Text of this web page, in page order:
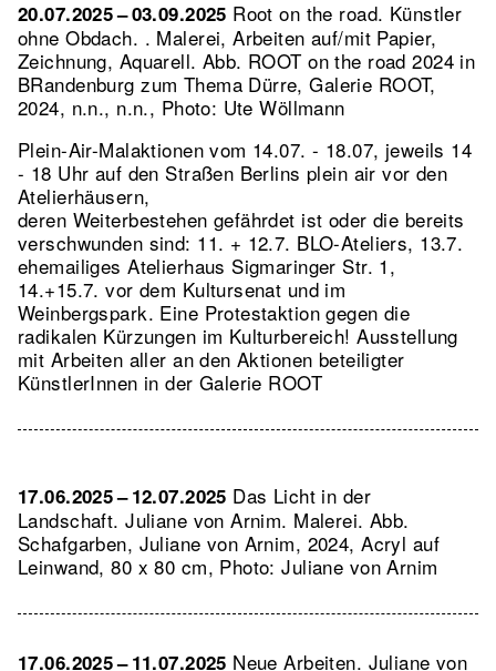
20.07.2025 – 03.09.2025 Root on the road. Künstler
ohne Obdach. . Malerei, Arbeiten auf/mit Papier,
Zeichnung, Aquarell. Abb. ROOT on the road 2024 in
BRandenburg zum Thema Dürre, Galerie ROOT,
2024, n.n., n.n., Photo: Ute Wöllmann
Plein-Air-Malaktionen vom 14.07. - 18.07, jeweils 14
- 18 Uhr auf den Straßen Berlins plein air vor den
Atelierhäusern,
deren Weiterbestehen gefährdet ist oder die bereits
verschwunden sind: 11. + 12.7. BLO-Ateliers, 13.7.
ehemailiges Atelierhaus Sigmaringer Str. 1,
14.+15.7. vor dem Kultursenat und im
Weinbergspark. Eine Protestaktion gegen die
radikalen Kürzungen im Kulturbereich! Ausstellung
mit Arbeiten aller an den Aktionen beteiligter
KünstlerInnen in der Galerie ROOT
17.06.2025 – 12.07.2025 Das Licht in der
Landschaft. Juliane von Arnim. Malerei. Abb.
Schafgarben, Juliane von Arnim, 2024, Acryl auf
Leinwand, 80 x 80 cm, Photo: Juliane von Arnim
17.06.2025 – 11.07.2025 Neue Arbeiten. Juliane von